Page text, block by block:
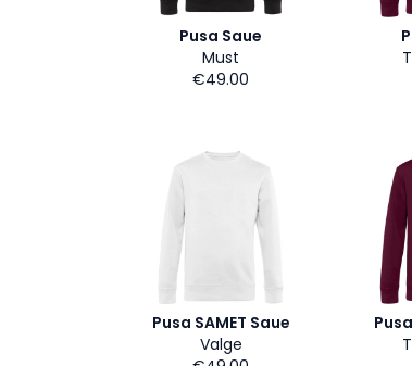
Pusa Saue
Must
€49.00
Pusa SAMET Saue
Valge